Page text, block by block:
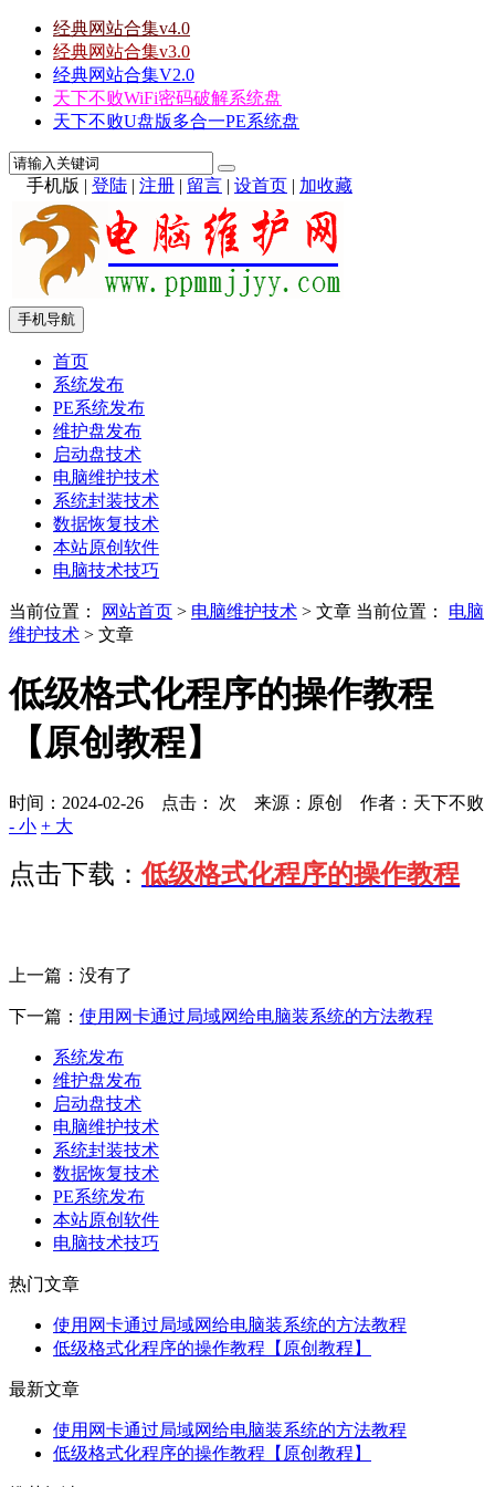
经典网站合集v4.0
经典网站合集v3.0
经典网站合集V2.0
天下不败WiFi密码破解系统盘
天下不败U盘版多合一PE系统盘
手机版 | 登陆 | 注册 | 留言 | 设首页 | 加收藏
手机导航
首页
系统发布
PE系统发布
维护盘发布
启动盘技术
电脑维护技术
系统封装技术
数据恢复技术
本站原创软件
电脑技术技巧
当前位置： 网站首页 > 电脑维护技术 > 文章 当前位置： 电脑
维护技术 > 文章
低级格式化程序的操作教程
【原创教程】
时间：2024-02-26 点击： 次 来源：原创 作者：天下不败
- 小 + 大
点击下载：低级格式化程序的操作教程
上一篇：没有了
下一篇： 使用网卡通过局域网给电脑装系统的方法教程
系统发布
维护盘发布
启动盘技术
电脑维护技术
系统封装技术
数据恢复技术
PE系统发布
本站原创软件
电脑技术技巧
热门文章
使用网卡通过局域网给电脑装系统的方法教程
低级格式化程序的操作教程【原创教程】
最新文章
使用网卡通过局域网给电脑装系统的方法教程
低级格式化程序的操作教程【原创教程】